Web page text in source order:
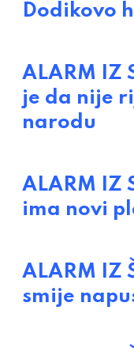
Dodikovo
ALARM IZ
je da nije
narodu
ALARM IZ
ima novi
ALARM IZ
smije